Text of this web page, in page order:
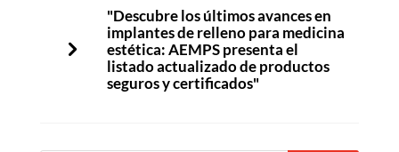
"Descubre los últimos avances en
implantes de relleno para medicina
estética: AEMPS presenta el
listado actualizado de productos
seguros y certificados"